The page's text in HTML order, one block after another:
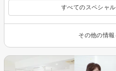
すべてのスペシャ
その他の情